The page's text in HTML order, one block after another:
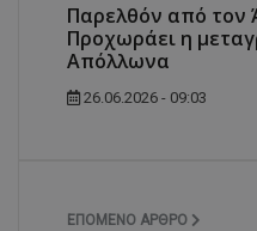
Παρελθόν από τον
Προχωράει η
Απόλλωνα
26.06.2026 - 09:03
ΕΠΌΜΕΝΟ ΆΡΘΡΟ